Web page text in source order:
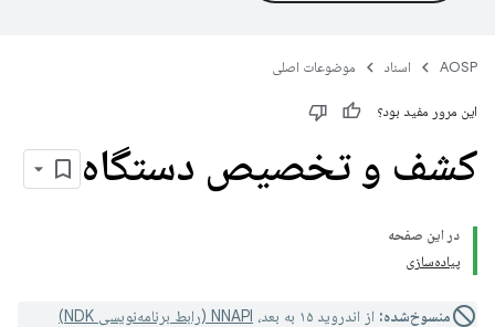
AOSP اسناد موضوعات اصلی
این مرور مفید بود؟
کشف و تخصیص دستگاه
در این صفحه
پیاده‌سازی
منسوخ‌شده: از اندروید ۱۵ به بعد،
NNAPI (رابط برنامه‌نویسی NDK)